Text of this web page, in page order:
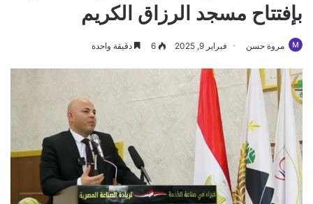
بإفتتاح مسجد الرزاق الكريم
مروة حسن فبراير 9, 2025 6 دقيقة واحدة